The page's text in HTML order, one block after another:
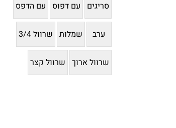
סריגים עם דפוס עם הדפס
ערב שמלות שרוול 3/4
שרוול ארוך שרוול קצר